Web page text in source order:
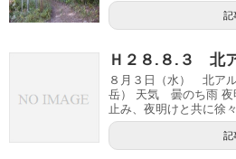
記
Ｈ２８.８.３ 北
８月３日（水） 北ア
岳） 天気 曇のち雨 夜
止み、夜明けと共に徐
記